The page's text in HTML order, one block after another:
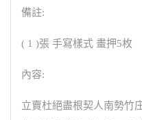
備註:
( 1 )張 手寫樣式 畫押5枚
內容:
立賣杜絕盡根契人南勢竹